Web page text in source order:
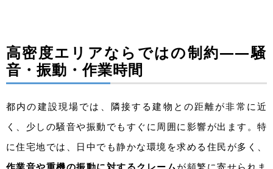
高密度エリアならではの制約――騒
音・振動・作業時間
都内の建設現場では、隣接する建物との距離が非常に近
く、少しの騒音や振動でもすぐに周囲に影響が出ます。特
に住宅地では、日中でも静かな環境を求める住民が多く、
作業音や重機の振動に対するクレームが頻繁に寄せられま